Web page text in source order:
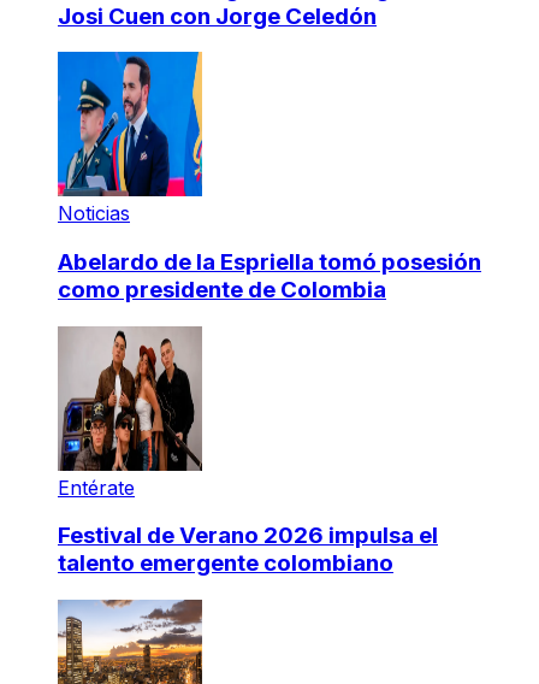
Josi Cuen con Jorge Celedón
Noticias
Abelardo de la Espriella tomó posesión
como presidente de Colombia
Entérate
Festival de Verano 2026 impulsa el
talento emergente colombiano